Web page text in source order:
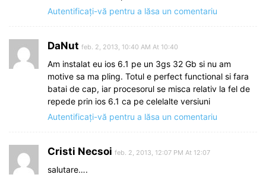
Autentificați-vă pentru a lăsa un comentariu
DaNut feb. 2, 2013, 10:40 AM At 10:40
Am instalat eu ios 6.1 pe un 3gs 32 Gb si nu am
motive sa ma pling. Totul e perfect functional si fara
batai de cap, iar procesorul se misca relativ la fel de
repede prin ios 6.1 ca pe celelalte versiuni
Autentificați-vă pentru a lăsa un comentariu
Cristi Necsoi feb. 2, 2013, 12:07 PM At 12:07
salutare….